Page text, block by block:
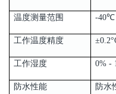
温度测量范围 -
工作温度精度
工作湿度 0% -
防水性能 防水